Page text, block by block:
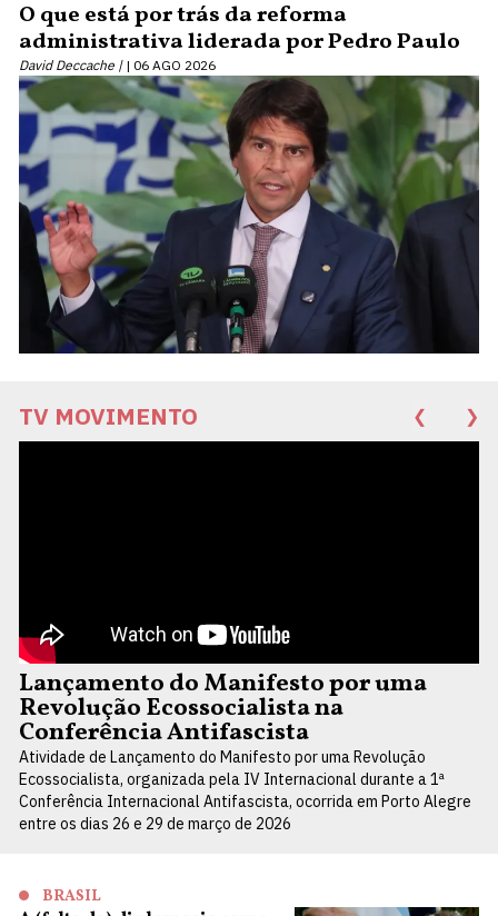
O que está por trás da reforma
administrativa liderada por Pedro Paulo
David Deccache | 06 AGO 2026
TV MOVIMENTO ❮ ❯
Lançamento do Manifesto por uma
Revolução Ecossocialista na
Conferência Antifascista
Atividade de Lançamento do Manifesto por uma Revolução
Ecossocialista, organizada pela IV Internacional durante a 1ª
Conferência Internacional Antifascista, ocorrida em Porto Alegre
entre os dias 26 e 29 de março de 2026
BRASIL